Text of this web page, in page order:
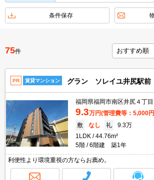
物件特集から
不動産会社か
TOP
条件保存
75件
PR 賃貸マンション グラン ソレイユ井尻駅前
福岡県福岡市南区井尻４丁目
9.3万円(管理費等：5,000
敷
なし 礼
9.3万
1LDK
44.76m²
5階
6階建 築1年
利便性より環境重視の方ならお薦め。